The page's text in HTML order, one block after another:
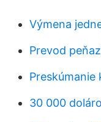
Výmena
Prevod
30 000